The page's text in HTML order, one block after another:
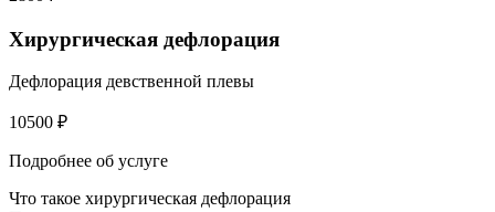
Хирургическая дефлорация
Дефлорация девственной плевы
10500 ₽
Подробнее об услуге
Что такое хирургическая дефлорация